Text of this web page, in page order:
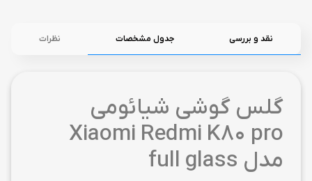
نقد و بررسی جدول مشخصات نظرات
گلس گوشی شیائومی
Xiaomi Redmi K80 pro
مدل full glass